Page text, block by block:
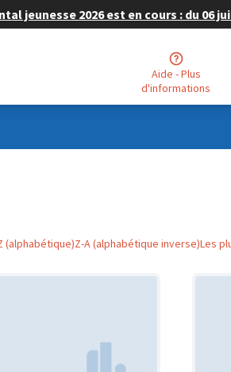
2026 est en cours : du 06
Aide - Plus
d'informations
(alphabétique)Z-A (alphabétique inverse)Les